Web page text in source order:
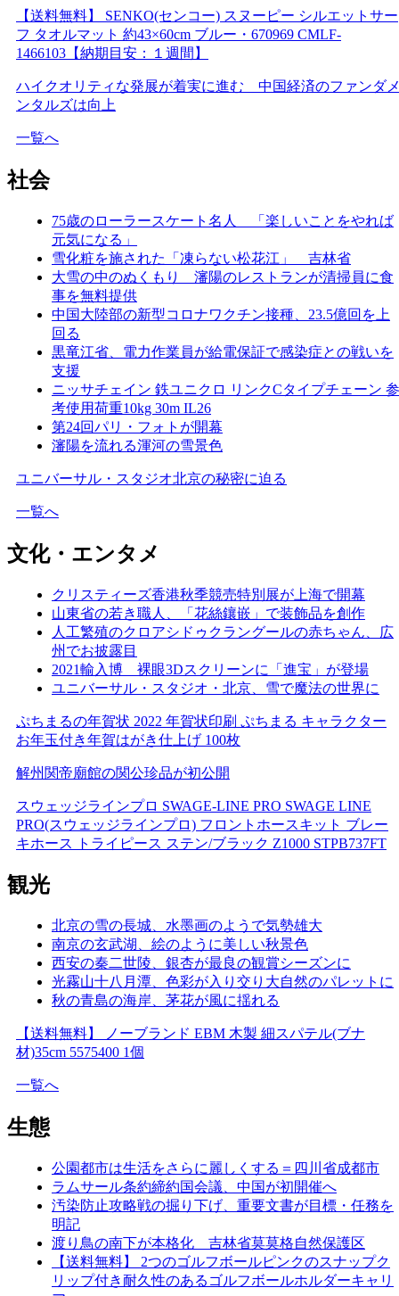
【送料無料】 SENKO(センコー) スヌーピー シルエットサー
フ タオルマット 約43×60cm ブルー・670969 CMLF-
1466103【納期目安：１週間】
ハイクオリティな発展が着実に進む 中国経済のファンダ
ンタルズは向上
一覧へ
社会
75歳のローラースケート名人 「楽しいことをやれば
元気になる」
雪化粧を施された「凍らない松花江」 吉林省
大雪の中のぬくもり 瀋陽のレストランが清掃員に食
事を無料提供
中国大陸部の新型コロナワクチン接種、23.5億回を上
回る
黒竜江省、電力作業員が給電保証で感染症との戦いを
支援
ニッサチェイン 鉄ユニクロ リンクCタイプチェーン 参
考使用荷重10kg 30m IL26
第24回パリ・フォトが開幕
瀋陽を流れる渾河の雪景色
ユニバーサル・スタジオ北京の秘密に迫る
一覧へ
文化・エンタメ
クリスティーズ香港秋季競売特別展が上海で開幕
山東省の若き職人、「花絲鑲嵌」で装飾品を創作
人工繁殖のクロアシドゥクラングールの赤ちゃん、広
州でお披露目
2021輸入博 裸眼3Dスクリーンに「進宝」が登場
ユニバーサル・スタジオ・北京、雪で魔法の世界に
ぷちまるの年賀状 2022 年賀状印刷 ぷちまる キャラクター
お年玉付き年賀はがき仕上げ 100枚
解州関帝廟館の関公珍品が初公開
スウェッジラインプロ SWAGE-LINE PRO SWAGE LINE
PRO(スウェッジラインプロ) フロントホースキット ブレー
キホース トライピース ステン/ブラック Z1000 STPB737FT
観光
北京の雪の長城、水墨画のようで気勢雄大
南京の玄武湖、絵のように美しい秋景色
西安の秦二世陵、銀杏が最良の観賞シーズンに
光霧山十八月潭、色彩が入り交り大自然のパレットに
秋の青島の海岸、茅花が風に揺れる
【送料無料】 ノーブランド EBM 木製 細スパテル(ブナ
材)35cm 5575400 1個
一覧へ
生態
公園都市は生活をさらに麗しくする＝四川省成都市
ラムサール条約締約国会議、中国が初開催へ
汚染防止攻略戦の掘り下げ、重要文書が目標・任務を
明記
渡り鳥の南下が本格化 吉林省莫莫格自然保護区
【送料無料】 2つのゴルフボールピンクのスナップク
リップ付き耐久性のあるゴルフボールホルダーキャリ